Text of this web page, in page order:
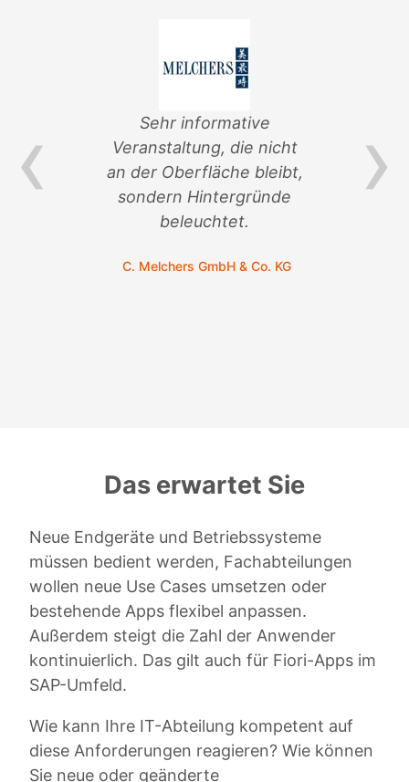
‹
Sehr informative
Veranstaltung, die nicht
an der Oberfläche bleibt,
sondern Hintergründe
beleuchtet.
C. Melchers GmbH & Co. KG
›
Das erwartet Sie
Neue Endgeräte und Betriebssysteme
müssen bedient werden, Fachabteilungen
wollen neue Use Cases umsetzen oder
bestehende Apps flexibel anpassen.
Außerdem steigt die Zahl der Anwender
kontinuierlich. Das gilt auch für Fiori-Apps im
SAP-Umfeld.
Wie kann Ihre IT-Abteilung kompetent auf
diese Anforderungen reagieren? Wie können
Sie neue oder geänderte